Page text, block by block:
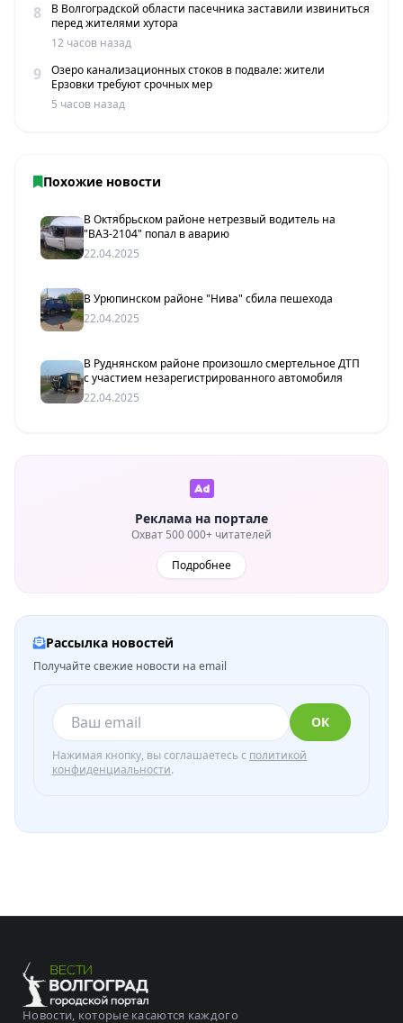
8
В Волгоградской области пасечника заставили извиниться
перед жителями хутора
12 часов назад
9
Озеро канализационных стоков в подвале: жители
Ерзовки требуют срочных мер
5 часов назад
Похожие новости
В Октябрьском районе нетрезвый водитель на
"ВАЗ-2104" попал в аварию
22.04.2025
В Урюпинском районе "Нива" сбила пешехода
22.04.2025
В Руднянском районе произошло смертельное ДТП
с участием незарегистрированного автомобиля
22.04.2025
Реклама на портале
Охват 500 000+ читателей
Подробнее
Рассылка новостей
Получайте свежие новости на email
ОК
Нажимая кнопку, вы соглашаетесь с политикой
конфиденциальности.
Новости, которые касаются каждого